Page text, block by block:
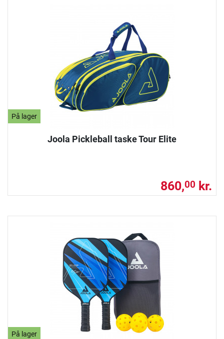
På lager
Joola Pickleball taske Tour Elite
860,00 kr.
På lager